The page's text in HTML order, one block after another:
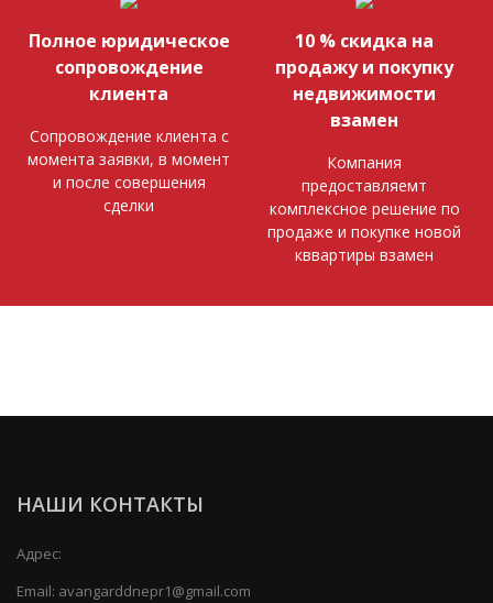
Полное юридическое
сопровождение
клиента
Сопровождение клиента с
момента заявки, в момент
и после совершения
сделки
10 % скидка на
продажу и покупку
недвижимости
взамен
Компания
предоставляемт
комплексное решение по
продаже и покупке новой
кввартиры взамен
НАШИ КОНТАКТЫ
Адрес:
Email: avangarddnepr1@gmail.com